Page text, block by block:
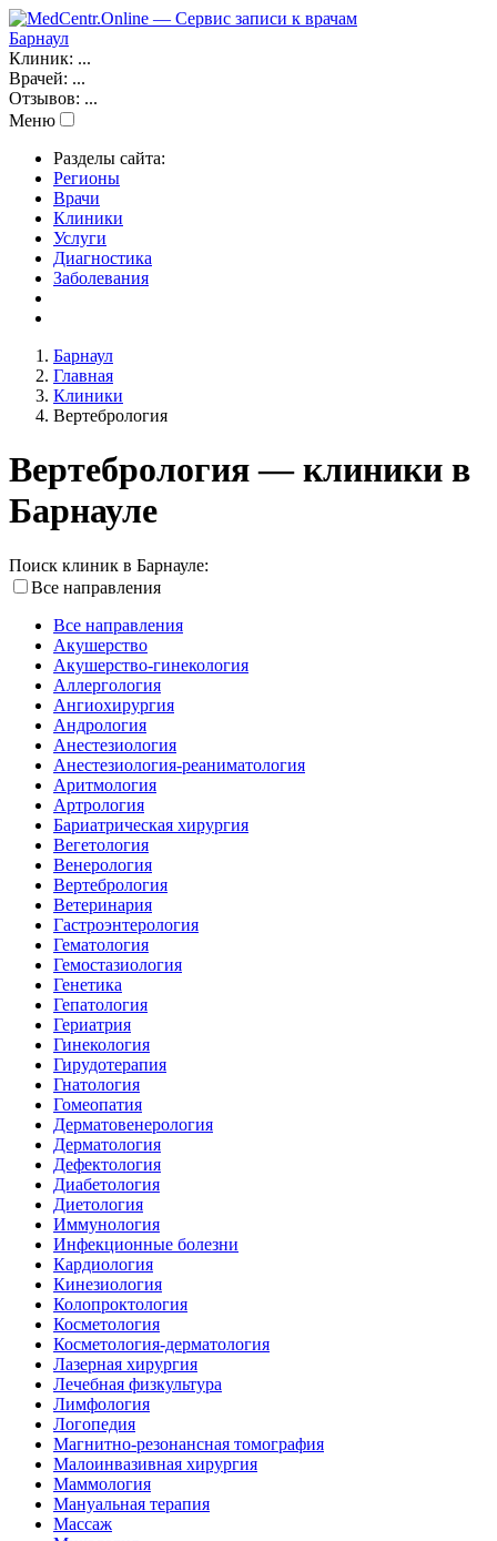
Барнаул
Клиник: ...
Врачей: ...
Отзывов: ...
Меню
Разделы сайта:
Регионы
Врачи
Клиники
Услуги
Диагностика
Заболевания
Барнаул
Главная
Клиники
Вертебрология
Вертебрология — клиники в
Барнауле
Поиск клиник в Барнауле:
Все направления
Все направления
Акушерство
Акушерство-гинекология
Аллергология
Ангиохирургия
Андрология
Анестезиология
Анестезиология-реаниматология
Аритмология
Артрология
Бариатрическая хирургия
Вегетология
Венерология
Вертебрология
Ветеринария
Гастроэнтерология
Гематология
Гемостазиология
Генетика
Гепатология
Гериатрия
Гинекология
Гирудотерапия
Гнатология
Гомеопатия
Дерматовенерология
Дерматология
Дефектология
Диабетология
Диетология
Иммунология
Инфекционные болезни
Кардиология
Кинезиология
Колопроктология
Косметология
Косметология-дерматология
Лазерная хирургия
Лечебная физкультура
Лимфология
Логопедия
Магнитно-резонансная томография
Малоинвазивная хирургия
Маммология
Мануальная терапия
Массаж